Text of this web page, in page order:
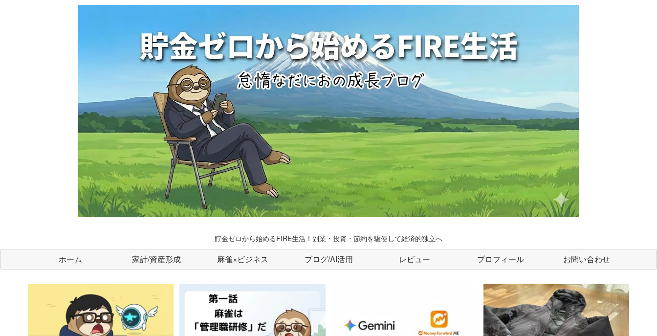
貯金ゼロから始めるFIRE生活！副業・投資・節約を駆使して経済的独立へ
ホーム 家計/資産形成 麻雀×ビジネス ブログ/AI活用 レビュー プロフィール お問い合わせ